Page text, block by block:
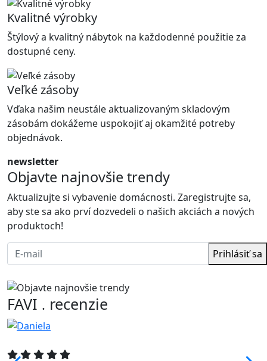
Kvalitné výrobky
Štýlový a kvalitný nábytok na každodenné použitie za
dostupné ceny.
Veľké zásoby
Vďaka našim neustále aktualizovaným skladovým
zásobám dokážeme uspokojiť aj okamžité potreby
objednávok.
newsletter
Objavte najnovšie trendy
Aktualizujte si vybavenie domácnosti. Zaregistrujte sa,
aby ste sa ako prví dozvedeli o našich akciách a nových
produktoch!
Prihlásiť sa
FAVI . recenzie